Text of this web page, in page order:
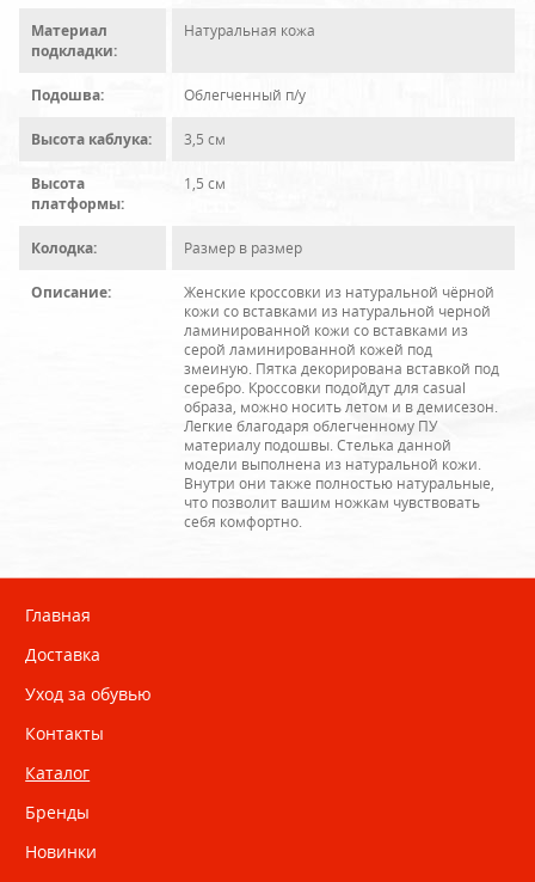
Материал
подкладки:
Натуральная кожа
Подошва: Облегченный п/у
Высота каблука: 3,5 см
Высота
платформы:
1,5 см
Колодка: Размер в размер
Описание:
Женские кроссовки из натуральной чёрной
кожи со вставками из натуральной черной
ламинированной кожи со вставками из
серой ламинированной кожей под
змеиную. Пятка декорирована вставкой под
серебро. Кроссовки подойдут для casual
образа, можно носить летом и в демисезон.
Легкие благодаря облегченному ПУ
материалу подошвы. Стелька данной
модели выполнена из натуральной кожи.
Внутри они также полностью натуральные,
что позволит вашим ножкам чувствовать
себя комфортно.
Главная
Доставка
Уход за обувью
Контакты
Каталог
Бренды
Новинки